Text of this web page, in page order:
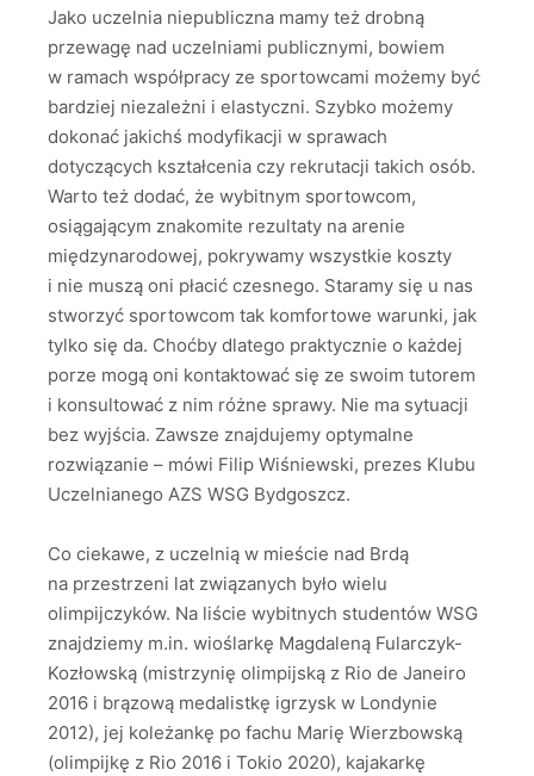
Jako uczelnia niepubliczna mamy też drobną
przewagę nad uczelniami publicznymi, bowiem
w ramach współpracy ze sportowcami możemy być
bardziej niezależni i elastyczni. Szybko możemy
dokonać jakichś modyfikacji w sprawach
dotyczących kształcenia czy rekrutacji takich osób.
Warto też dodać, że wybitnym sportowcom,
osiągającym znakomite rezultaty na arenie
międzynarodowej, pokrywamy wszystkie koszty
i nie muszą oni płacić czesnego. Staramy się u nas
stworzyć sportowcom tak komfortowe warunki, jak
tylko się da. Choćby dlatego praktycznie o każdej
porze mogą oni kontaktować się ze swoim tutorem
i konsultować z nim różne sprawy. Nie ma sytuacji
bez wyjścia. Zawsze znajdujemy optymalne
rozwiązanie – mówi Filip Wiśniewski, prezes Klubu
Uczelnianego AZS WSG Bydgoszcz.
Co ciekawe, z uczelnią w mieście nad Brdą
na przestrzeni lat związanych było wielu
olimpijczyków. Na liście wybitnych studentów WSG
znajdziemy m.in. wioślarkę Magdaleną Fularczyk-
Kozłowską (mistrzynię olimpijską z Rio de Janeiro
2016 i brązową medalistkę igrzysk w Londynie
2012), jej koleżankę po fachu Marię Wierzbowską
(olimpijkę z Rio 2016 i Tokio 2020), kajakarkę